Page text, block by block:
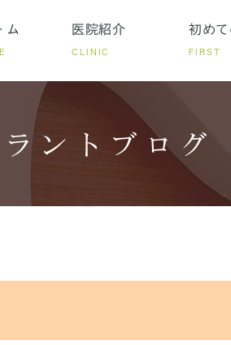
ム 医院紹介
CLINIC
初め
FIRST
当院の特徴
前歯のインプラントに
インプラ
ントブログ